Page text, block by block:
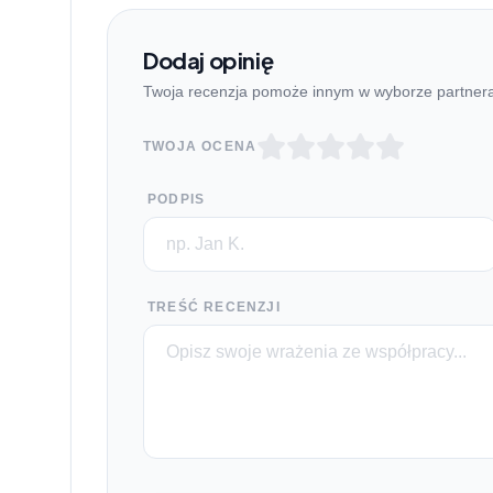
Dodaj opinię
Twoja recenzja pomoże innym w wyborze
TWOJA OCENA
PODPIS
TREŚĆ RECENZJI